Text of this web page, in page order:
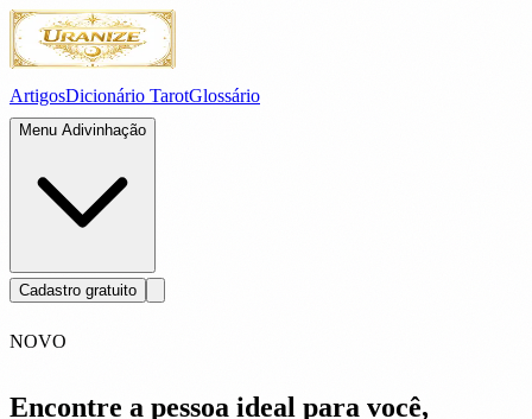
ArtigosDicionário TarotGlossário
Menu Adivinhação
Cadastro gratuito
NOVO
Encontre a pessoa ideal para você,